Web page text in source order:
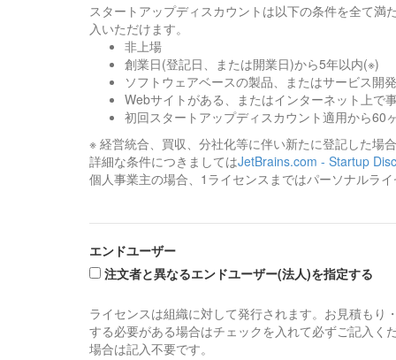
スタートアップディスカウントは以下の条件を全て
入いただけます。
非上場
創業日(登記日、または開業日)から5年以内(※)
ソフトウェアベースの製品、またはサービス開
Webサイトがある、またはインターネット上で
初回スタートアップディスカウント適用から60
※ 経営統合、買収、分社化等に伴い新たに登記した場
詳細な条件につきましてはJetBrains.com - Startup
個人事業主の場合、1ライセンスまではパーソナルラ
エンドユーザー
注文者と異なるエンドユーザー(法人)を指定する
ライセンスは組織に対して発行されます。お見積も
する必要がある場合はチェックを入れて必ずご記入
場合は記入不要です。